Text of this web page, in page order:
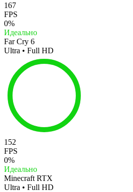
167
FPS
0%
Идеально
Far Cry 6
Ultra • Full HD
152
FPS
0%
Идеально
Minecraft RTX
Ultra • Full HD